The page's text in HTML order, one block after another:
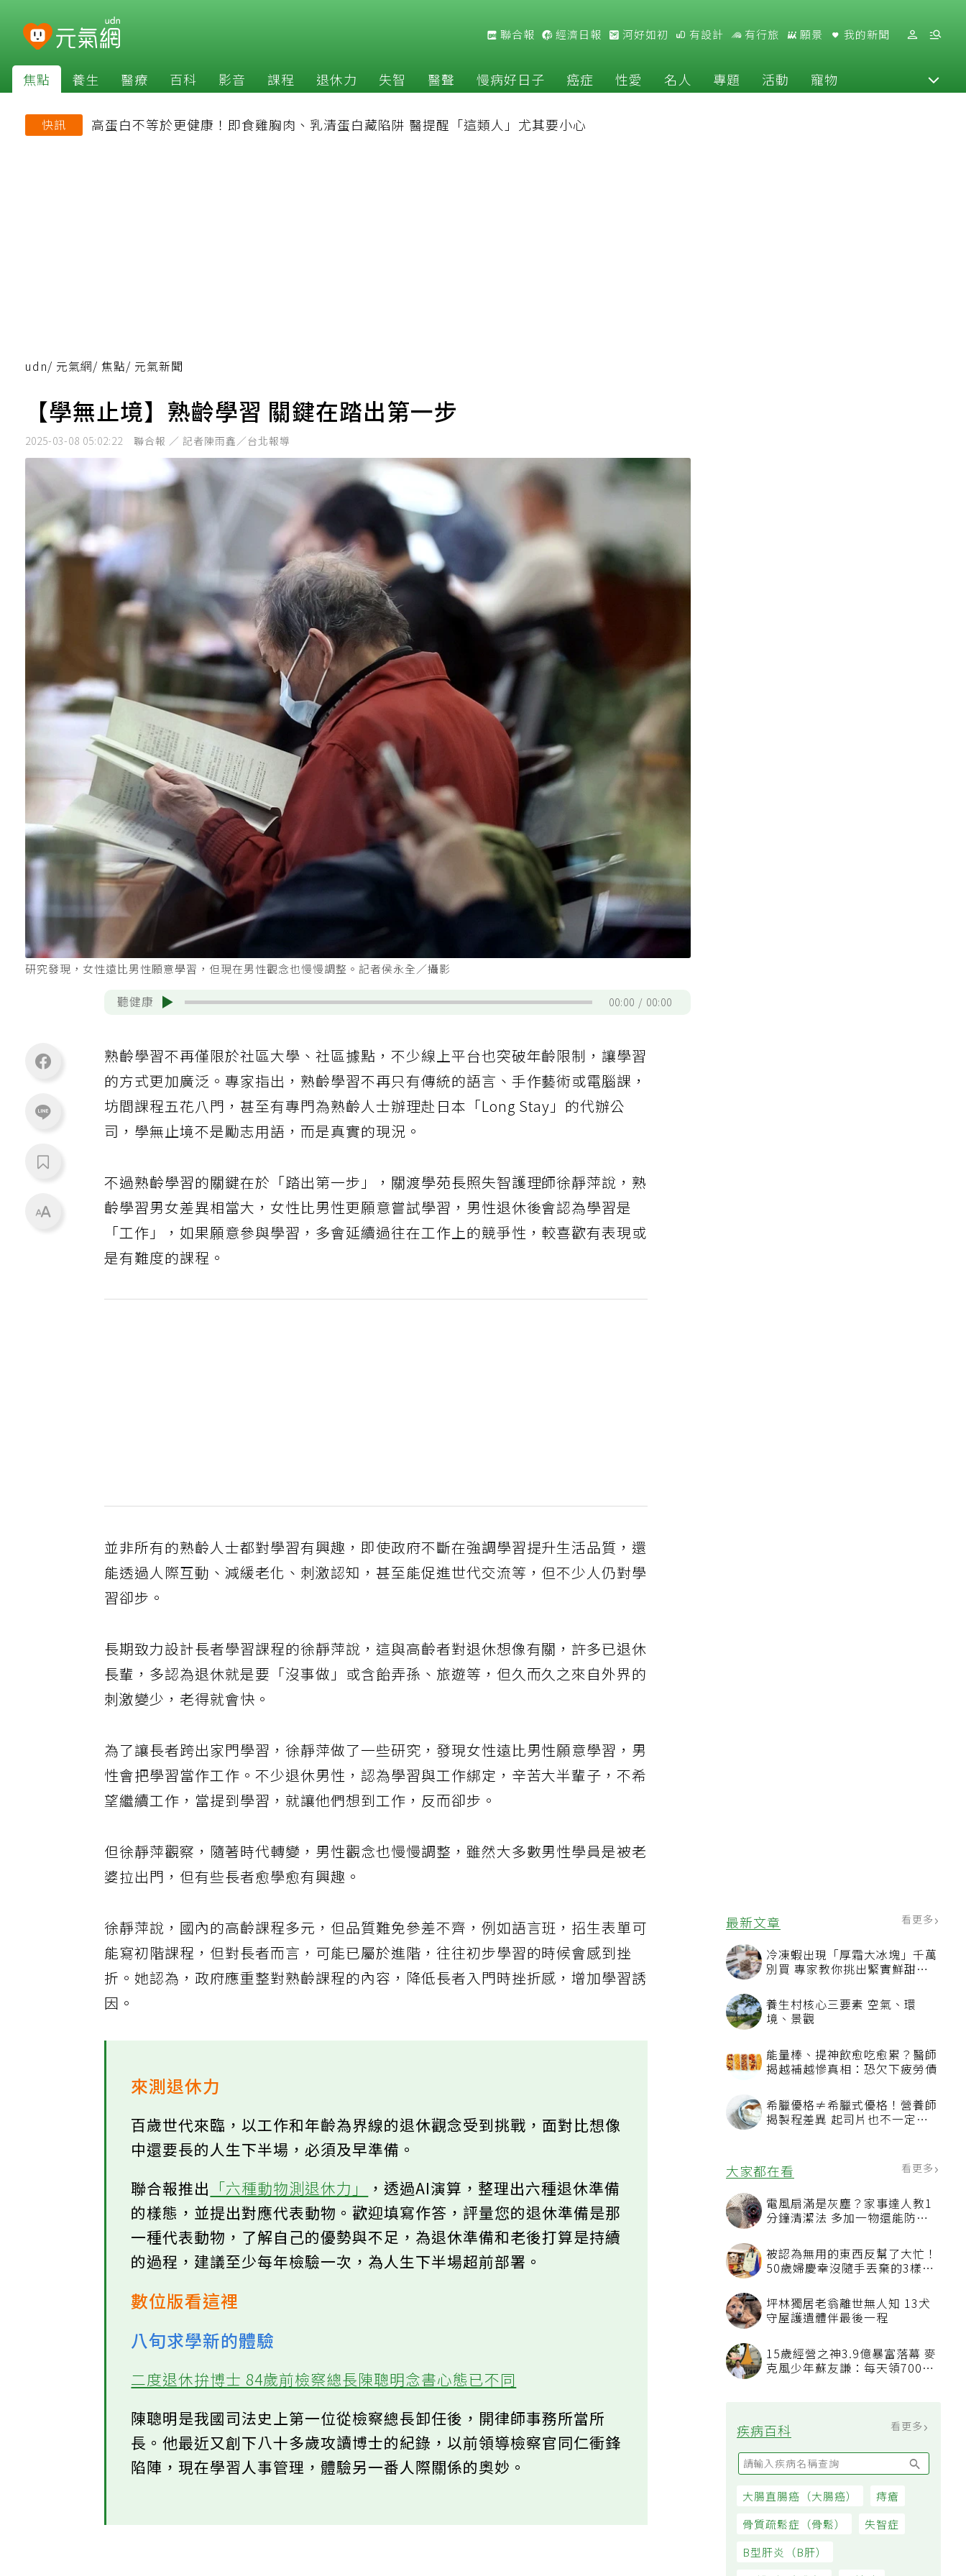
聯合報 經濟日報 河好如初 有設計 有行旅 願景 我的新聞
焦點 養生 醫療 百科 影音 課程 退休力 失智 醫聲 慢病好日子 癌症 性愛 名人 專題 活動 寵物
快訊 高蛋白不等於更健康！即食雞胸肉、乳清蛋白藏陷阱 醫提醒「這類人」尤其要小心
最新文章 看更多
冷凍蝦出現「厚霜大冰塊」千萬
別買 專家教你挑出緊實鮮甜蝦
養生村核心三要素 空氣、環
境、景觀
能量棒、提神飲愈吃愈累？醫師
揭越補越慘真相：恐欠下疲勞債
希臘優格≠希臘式優格！營養師
揭製程差異 起司片也不一定是
大家都在看
電風扇滿是灰塵？家事達人教1
被認為無用的東西反幫了大忙！
50歲婦慶幸沒隨手丟棄的3樣物
品
坪林獨居老翁離世無人知 13犬
15歲經營之神3.9億暴富落幕 麥
疾病百科
udn/ 元氣網/ 焦點/ 元氣新聞
【學無止境】熟齡學習 關鍵在踏出第一步
2025-03-08 05:02:22 聯合報 ／ 記者陳雨鑫／台北報導
研究發現，女性遠比男性願意學習，但現在男性觀念也慢慢調整。記者侯永全／攝影
聽健康 00:00 00:00
熟齡學習不再僅限於社區大學、社區據點，不少線上平台也突破年齡限制，讓學習
的方式更加廣泛。專家指出，熟齡學習不再只有傳統的語言、手作藝術或電腦課，
坊間課程五花八門，甚至有專門為熟齡人士辦理赴日本「Long Stay」的代辦公
司，學無止境不是勵志用語，而是真實的現況。
不過熟齡學習的關鍵在於「踏出第一步」，關渡學苑長照失智護理師徐靜萍說，熟
齡學習男女差異相當大，女性比男性更願意嘗試學習，男性退休後會認為學習是
「工作」，如果願意參與學習，多會延續過往在工作上的競爭性，較喜歡有表現或
是有難度的課程。
並非所有的熟齡人士都對學習有興趣，即使政府不斷在強調學習提升生活品質，還
能透過人際互動、減緩老化、刺激認知，甚至能促進世代交流等，但不少人仍對學
習卻步。
長期致力設計長者學習課程的徐靜萍說，這與高齡者對退休想像有關，許多已退休
長輩，多認為退休就是要「沒事做」或含飴弄孫、旅遊等，但久而久之來自外界的
刺激變少，老得就會快。
為了讓長者跨出家門學習，徐靜萍做了一些研究，發現女性遠比男性願意學習，男
性會把學習當作工作。不少退休男性，認為學習與工作綁定，辛苦大半輩子，不希
望繼續工作，當提到學習，就讓他們想到工作，反而卻步。
但徐靜萍觀察，隨著時代轉變，男性觀念也慢慢調整，雖然大多數男性學員是被老
婆拉出門，但有些長者愈學愈有興趣。
徐靜萍說，國內的高齡課程多元，但品質難免參差不齊，例如語言班，招生表單可
能寫初階課程，但對長者而言，可能已屬於進階，往往初步學習的時候會感到挫
折。她認為，政府應重整對熟齡課程的內容，降低長者入門時挫折感，增加學習誘
因。
來測退休力
百歲世代來臨，以工作和年齡為界線的退休觀念受到挑戰，面對比想像
中還要長的人生下半場，必須及早準備。
聯合報推出「六種動物測退休力」 ，透過AI演算，整理出六種退休準備
的樣態，並提出對應代表動物。歡迎填寫作答，評量您的退休準備是那
一種代表動物，了解自己的優勢與不足，為退休準備和老後打算是持續
的過程，建議至少每年檢驗一次，為人生下半場超前部署。
數位版看這裡
八旬求學新的體驗
二度退休拚博士 84歲前檢察總長陳聰明念書心態已不同
陳聰明是我國司法史上第一位從檢察總長卸任後，開律師事務所當所
長。他最近又創下八十多歲攻讀博士的紀錄，以前領導檢察官同仁衝鋒
陷陣，現在學習人事管理，體驗另一番人際關係的奧妙。